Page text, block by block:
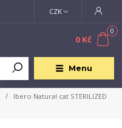
Menu
CZK
0
0 Kč
Ibero Natural cat STERILIZED